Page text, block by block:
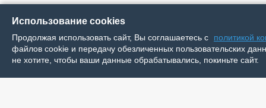
Использование cookies
Продолжая использовать сайт, Вы соглашаетесь с
политикой
файлов cookie и передачу обезличенных пользовательских
не хотите, чтобы ваши данные обрабатывались, покиньте сайт.